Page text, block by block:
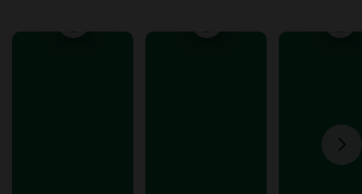
Audio.Debate en el Senado y protesta
Manifestación en Rosario contra
la ley de Propiedad Privada debatida en